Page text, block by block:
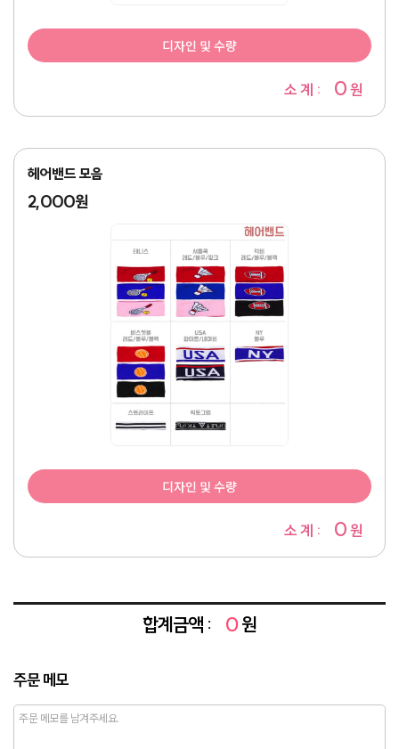
디자인 및 수량
소 계 : 0원
헤어밴드 모음
2,000원
디자인 및 수량
소 계 : 0원
합계금액 : 0원
주문 메모